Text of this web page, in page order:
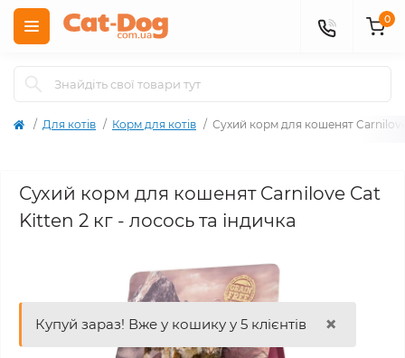
0
Для котів Корм для котів Сухий корм для кошенят
Сухий корм для кошенят Carnilove Cat
Kitten 2 кг - лосось та індичка
Купуй зараз! Вже у кошику у 5 клієнтів ×